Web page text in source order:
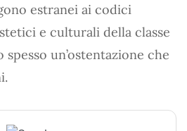
estranei ai codici
e culturali della classe
un’ostentazione che